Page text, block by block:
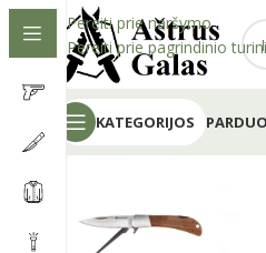
Pereiti prie naršymo
Pereiti prie pagrindinio
KATEGORIJOS